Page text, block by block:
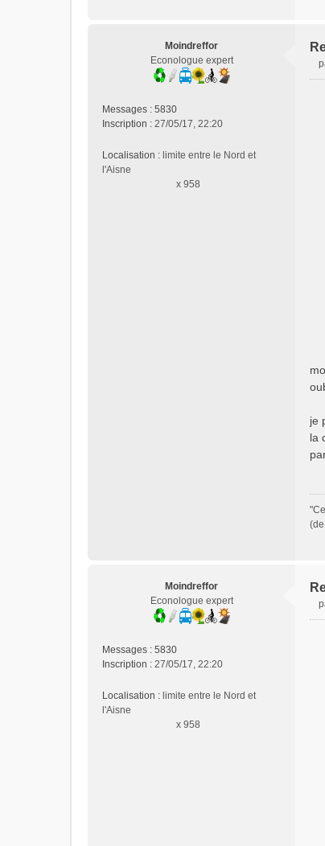
Moindreffor
Econologue expert
Messages : 5830
Inscription : 27/05/17, 22:20
Localisation : limite entre le Nord et
l'Aisne
x 958
je
la
Moindreffor
Econologue expert
Messages : 5830
Inscription : 27/05/17, 22:20
Localisation : limite entre le Nord et
l'Aisne
x 958